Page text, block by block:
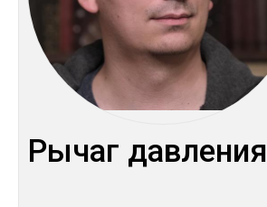
Ры­чаг дав­ле­ния